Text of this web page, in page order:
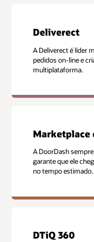
Deliverect
A Deliverect é líder
pedidos on-line e
multiplataforma.
Marketplace
A DoorDash
garante que ele
no tempo estimado.
DTiQ 360